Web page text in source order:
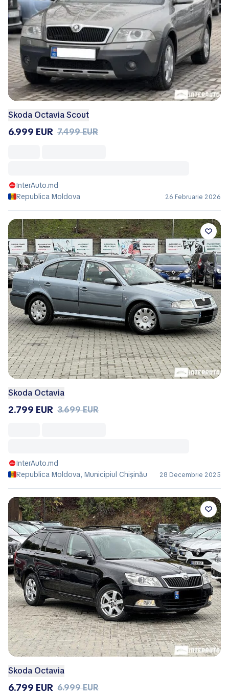
Skoda Octavia Scout
6.999 EUR 7.499 EUR
InterAuto.md
Republica Moldova
26 Februarie 2026
Skoda Octavia
2.799 EUR 3.699 EUR
InterAuto.md
Republica Moldova, Municipiul Chișinău
28 Decembrie 2025
Skoda Octavia
6.799 EUR 6.999 EUR